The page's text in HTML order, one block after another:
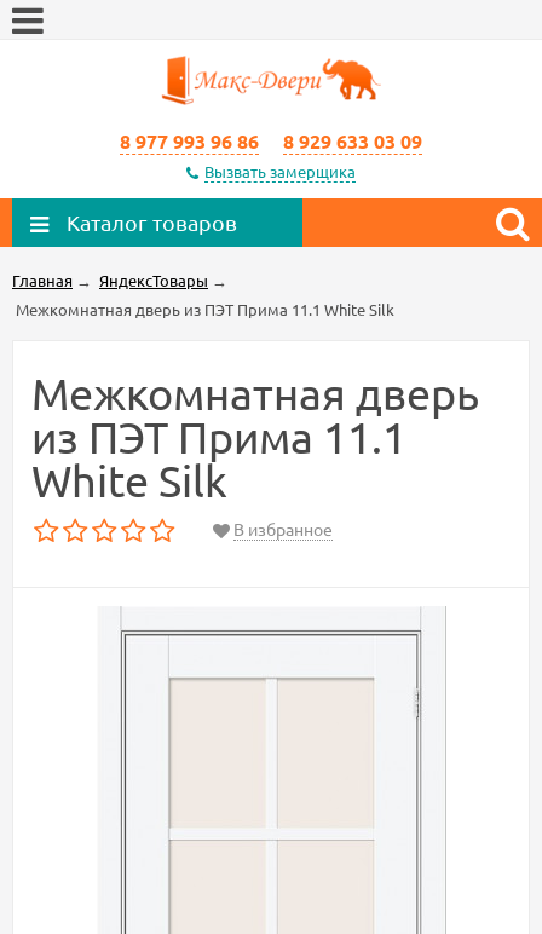
8 977 993 96 86 8 929 633 03 09
Вызвать замерщика
Каталог товаров
Главная → ЯндексТовары →
Межкомнатная дверь из ПЭТ Прима 11.1 White Silk
Межкомнатная дверь
из ПЭТ Прима 11.1
White Silk
В избранное